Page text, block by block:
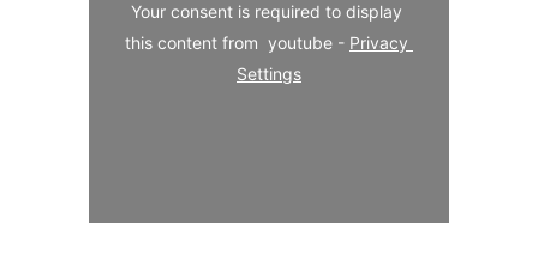
Your consent is required to display
this content from  youtube - Privacy
Settings